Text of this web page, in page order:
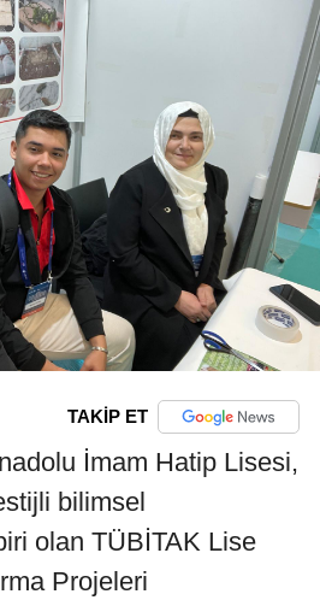
TAKİP ET
İmam Hatip Lisesi,
bilimsel
olan TÜBİTAK Lise
Projeleri